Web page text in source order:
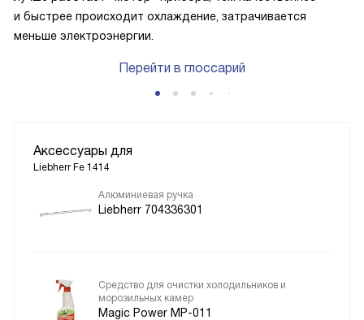
и быстрее происходит охлаждение, затрачивается
меньше электроэнергии.
Перейти в глоссарий
Аксессуары для
Liebherr Fe 1414
Алюминиевая ручка
Liebherr 704336301
Средство для очистки холодильников и
морозильных камер
Magic Power MP-011